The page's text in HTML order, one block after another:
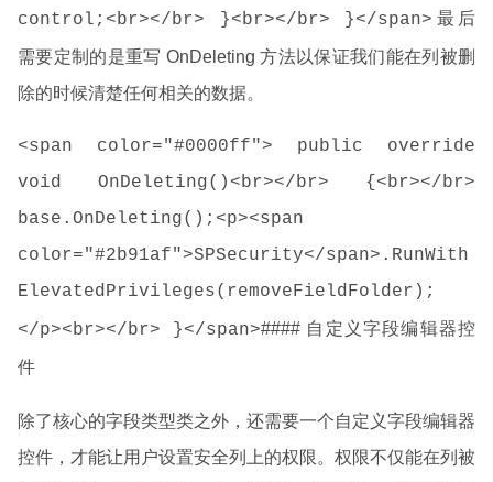
control;<br></br> }<br></br> }</span> 最后
需要定制的是重写 OnDeleting 方法以保证我们能在列被删
除的时候清楚任何相关的数据。
<span color="#0000ff"> public override
void OnDeleting()<br></br> {<br></br>
base.OnDeleting();<p><span
color="#2b91af">SPSecurity</span>.RunWith
ElevatedPrivileges(removeFieldFolder);
</p><br></br> }</span>#### 自定义字段编辑器控
件
除了核心的字段类型类之外，还需要一个自定义字段编辑器
控件，才能让用户设置安全列上的权限。权限不仅能在列被